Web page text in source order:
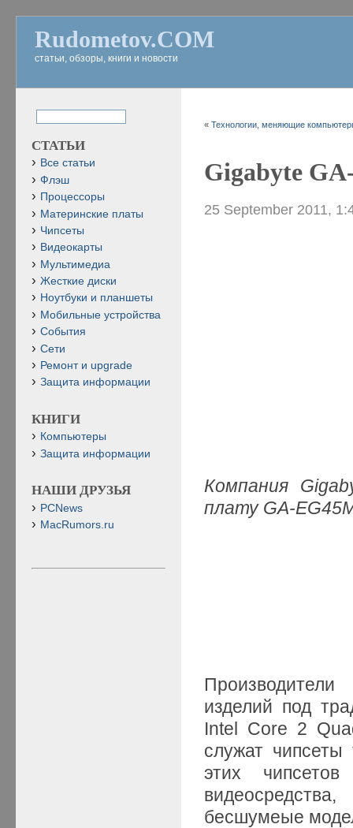
Rudometov.COM
статьи, обзоры, книги и новости
«Технологии, меняющие
Gigabyte
25 September 2011,
Компания
плату GA-
П
изделий под
Intel Core 2
служат чипсеты
этих
бесшумеые
СТАТЬИ
Все статьи
Флэш
Процессоры
Материнские платы
Чипсеты
Видеокарты
Мультимедиа
Жесткие диски
Ноутбуки и планшеты
Мобильные устройства
События
Сети
Ремонт и upgrade
Защита информации
КНИГИ
Компьютеры
Защита информации
НАШИ ДРУЗЬЯ
PCNews
MacRumors.ru